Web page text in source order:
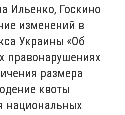
Ильенко, Госкино
изменений в
Украины «Об
правонарушениях
размера
квоты
национальных